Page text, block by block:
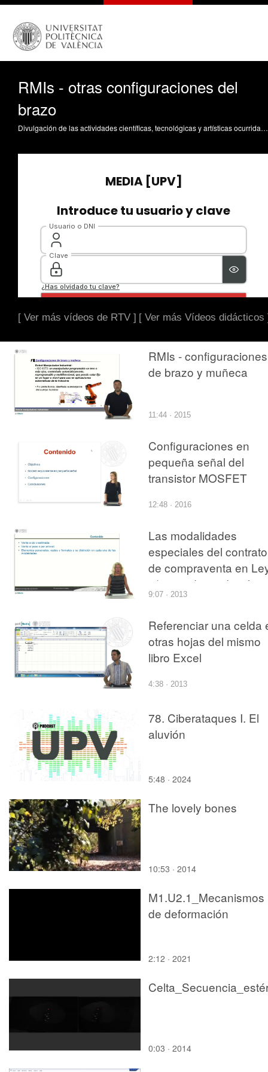
RMIs - otras configuraciones del
brazo
Divulgación de las actividades científicas, tecnológicas y artísticas ocurridas en los tres campus de la UPV
[ Ver más vídeos de RTV ] [ Ver más Vídeos didácticos
RMIs - configuraciones
de brazo y muñeca
11:44 · 2015
Configuraciones en
pequeña señal del
transistor MOSFET
12:48 · 2016
Las modalidades
especiales del contrato
de compraventa en
3/2013, de 26 de julio,
los contratos y otras
agrarias
9:07 · 2013
Referenciar una celda
otras hojas del mismo
libro Excel
4:38 · 2013
78. Ciberataques I. El
aluvión
5:48 · 2024
The lovely bones
10:53 · 2014
M1.U2.1_Mecanismos
de deformación
2:12 · 2021
0:03 · 2014